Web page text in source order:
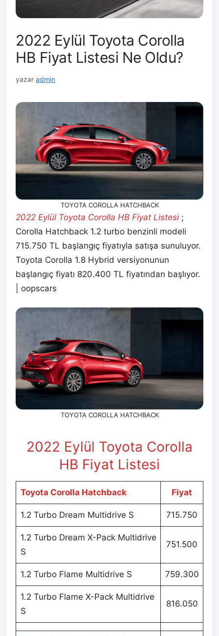
2022 Eylül Toyota Corolla
HB Fiyat Listesi Ne Oldu?
yazar admin
TOYOTA COROLLA HATCHBACK
2022 Eylül Toyota Corolla HB Fiyat Listesi ;
Corolla Hatchback 1.2 turbo benzinli modeli
715.750 TL başlangıç fiyatıyla satışa sunuluyor.
Toyota Corolla 1.8 Hybrid versiyonunun
başlangıç fiyatı 820.400 TL fiyatından başlıyor.
| oopscars
TOYOTA COROLLA HATCHBACK
2022 Eylül Toyota Corolla
HB Fiyat Listesi
Toyota Corolla Hatchback Fiyat
1.2 Turbo Dream Multidrive S 715.750
1.2 Turbo Dream X-Pack Multidrive
S
751.500
1.2 Turbo Flame Multidrive S 759.300
1.2 Turbo Flame X-Pack Multidrive
S
816.050